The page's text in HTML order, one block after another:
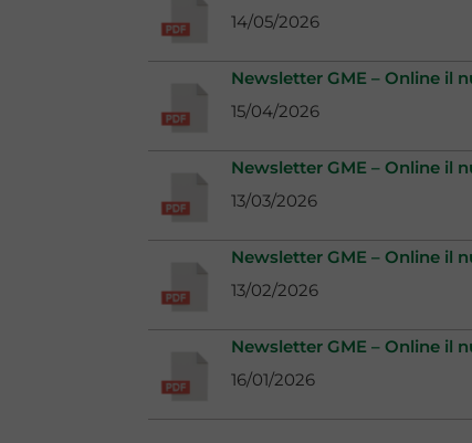
14/05/2026
Newsletter GME – Online il
15/04/2026
Newsletter GME – Online il
13/03/2026
Newsletter GME – Online il
13/02/2026
Newsletter GME – Online il
16/01/2026